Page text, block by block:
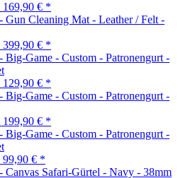
169,90 € *
399,90 € *
129,90 € *
199,90 € *
99,90 € *